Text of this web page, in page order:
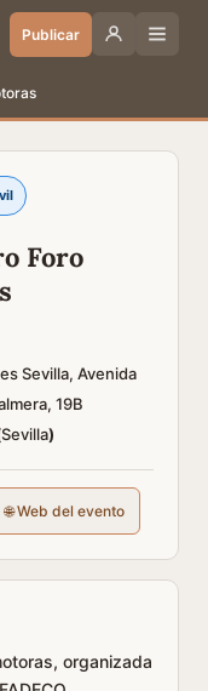
Publicar
Foro
Sevilla, Avenida
19B
Sevilla)
🌐 Web del evento
organizada